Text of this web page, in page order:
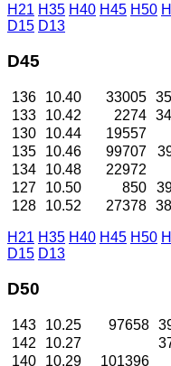
H21 H35 H40 H45 H50
D15 D13
D45
136 10.40 33005
133
10.42 2274
130
10.44 19557
135
10.46 99707
134
10.48 22972
127
10.50 850
128
10.52 27378
H21 H35 H40 H45 H50
D15 D13
D50
143 10.25 97658
142
10.27
140
10.29 101396